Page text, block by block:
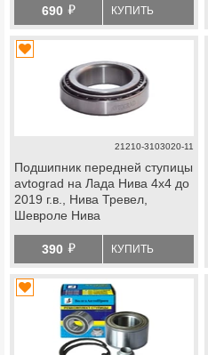
690 й КУПИТЬ
21210-3103020-11
Подшипник передней ступицы
avtograd на Лада Нива 4х4 до
2019 г.в., Нива Тревел,
Шевроле Нива
390 й КУПИТЬ